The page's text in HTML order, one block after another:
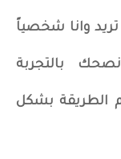
تريد وانا شخصياً
بالتجربة
الطريقة بشكل